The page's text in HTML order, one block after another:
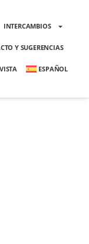
INTERCAMBIOS
Y SUGERENCIAS
ESPAÑOL